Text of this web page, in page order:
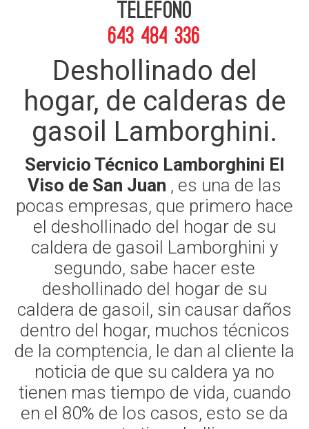
telefono
643 484 336
Deshollinado del
hogar, de calderas de
gasoil Lamborghini.
Servicio Técnico Lamborghini El
Viso de San Juan , es una de las
pocas empresas, que primero hace
el deshollinado del hogar de su
caldera de gasoil Lamborghini y
segundo, sabe hacer este
deshollinado del hogar de su
caldera de gasoil, sin causar daños
dentro del hogar, muchos técnicos
de la comptencia, le dan al cliente la
noticia de que su caldera ya no
tienen mas tiempo de vida, cuando
en el 80% de los casos, esto se da